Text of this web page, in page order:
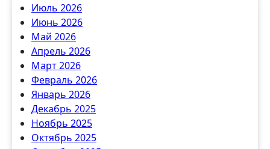
Июль 2026
Июнь 2026
Май 2026
Апрель 2026
Март 2026
Февраль 2026
Январь 2026
Декабрь 2025
Ноябрь 2025
Октябрь 2025